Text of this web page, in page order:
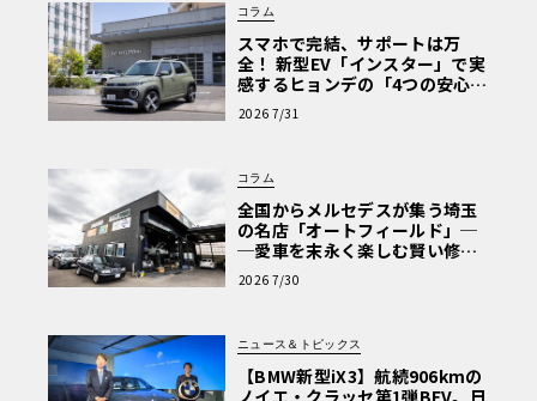
コラム
スマホで完結、サポートは万
全！ 新型EV「インスター」で実
感するヒョンデの「4つの安心」
【第1回・ヒョンデ6つの疑問：
Why? Hyundai?】〈PR〉
2026 7/31
コラム
全国からメルセデスが集う埼玉
の名店「オートフィールド」─
─愛車を末永く楽しむ賢い修理
術と、プロがフックス製オイル
を選ぶ理由〈PR〉
2026 7/30
ニュース＆トピックス
【BMW新型iX3】航続906kmの
ノイエ・クラッセ第1弾BEV。日